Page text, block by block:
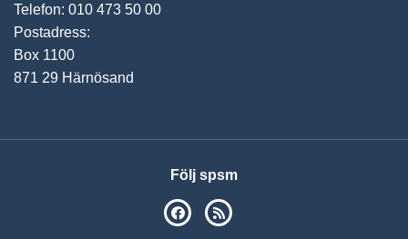
Telefon: 010 473 50 00
Postadress:
Box 1100
871 29 Härnösand
Följ spsm
SPSM på Facebook